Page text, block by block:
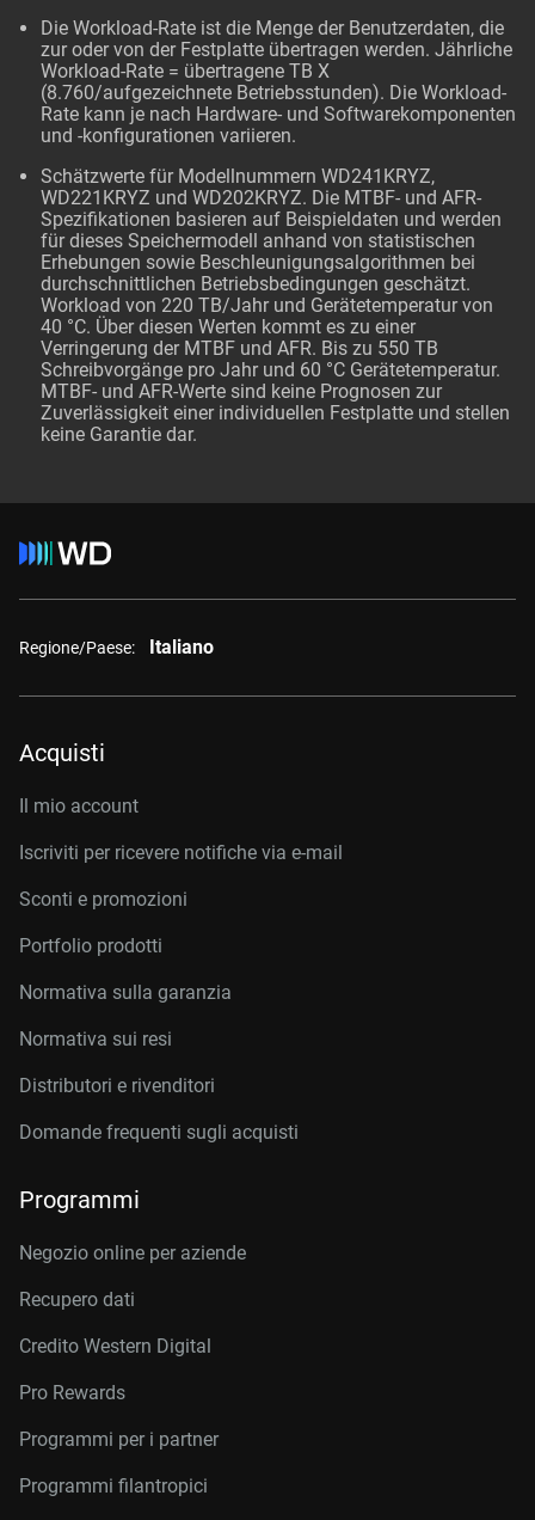
Die Workload-Rate ist die Menge der Benutzerdaten, die
zur oder von der Festplatte übertragen werden. Jährliche
Workload-Rate = übertragene TB X
(8.760/aufgezeichnete Betriebsstunden). Die Workload-
Rate kann je nach Hardware- und Softwarekomponenten
und -konfigurationen variieren.
Schätzwerte für Modellnummern WD241KRYZ,
WD221KRYZ und WD202KRYZ. Die MTBF- und AFR-
Spezifikationen basieren auf Beispieldaten und werden
für dieses Speichermodell anhand von statistischen
Erhebungen sowie Beschleunigungsalgorithmen bei
durchschnittlichen Betriebsbedingungen geschätzt.
Workload von 220 TB/Jahr und Gerätetemperatur von
40 °C. Über diesen Werten kommt es zu einer
Verringerung der MTBF und AFR. Bis zu 550 TB
Schreibvorgänge pro Jahr und 60 °C Gerätetemperatur.
MTBF- und AFR-Werte sind keine Prognosen zur
Zuverlässigkeit einer individuellen Festplatte und stellen
keine Garantie dar.
Regione/Paese: Italiano
Acquisti
Il mio account
Iscriviti per ricevere notifiche via e-mail
Sconti e promozioni
Portfolio prodotti
Normativa sulla garanzia
Normativa sui resi
Distributori e rivenditori
Domande frequenti sugli acquisti
Programmi
Negozio online per aziende
Recupero dati
Credito Western Digital
Pro Rewards
Programmi per i partner
Programmi filantropici